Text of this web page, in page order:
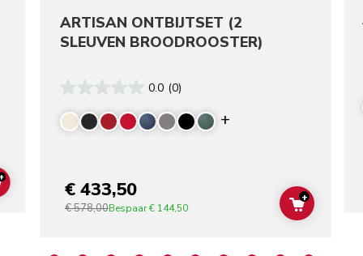
ADD TO CART
ARTISAN ONTBIJTSET (2
SLEUVEN BROODROOSTER)
0.0 (0)
Display more
€ 433,50
€ 578,00Bespaar€ 144,50 ADD TO
+